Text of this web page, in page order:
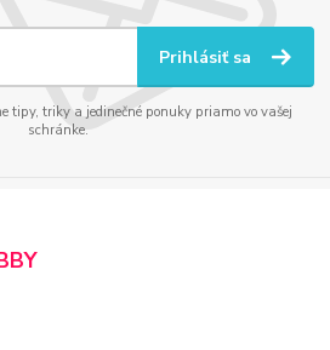
Prihlásiť sa
tipy, triky a jedinečné ponuky priamo vo vašej
schránke.